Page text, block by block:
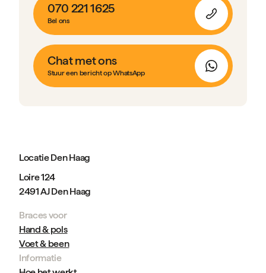
070 221 1625
Bel ons
Chat met ons
Stuur een bericht op WhatsApp
Locatie Den Haag
Loire 124
2491 AJ Den Haag
Braces voor
Hand & pols
Voet & been
Informatie